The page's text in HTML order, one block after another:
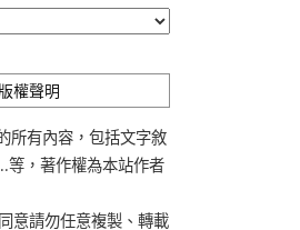
版權聲明
所有內容，包括文字敘
等，著作權為本站作者
意請勿任意複製、轉載